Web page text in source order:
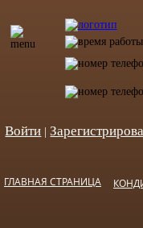
Войти |
ГЛАВНАЯ СТРАНИЦА